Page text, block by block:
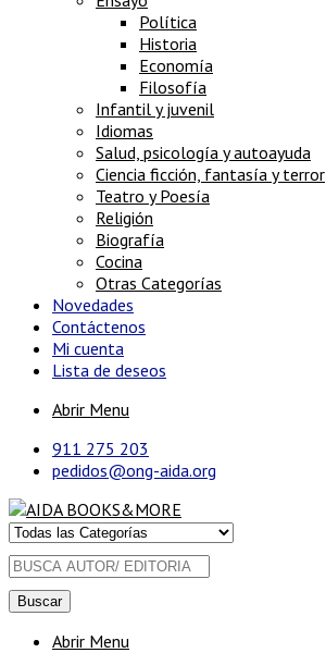
Política
Historia
Economía
Filosofía
Infantil y juvenil
Idiomas
Salud, psicología y autoayuda
Ciencia ficción, fantasía y terror
Teatro y Poesía
Religión
Biografía
Cocina
Otras Categorías
Novedades
Contáctenos
Mi cuenta
Lista de deseos
Abrir Menu
911 275 203
pedidos@ong-aida.org
Buscar
Abrir Menu